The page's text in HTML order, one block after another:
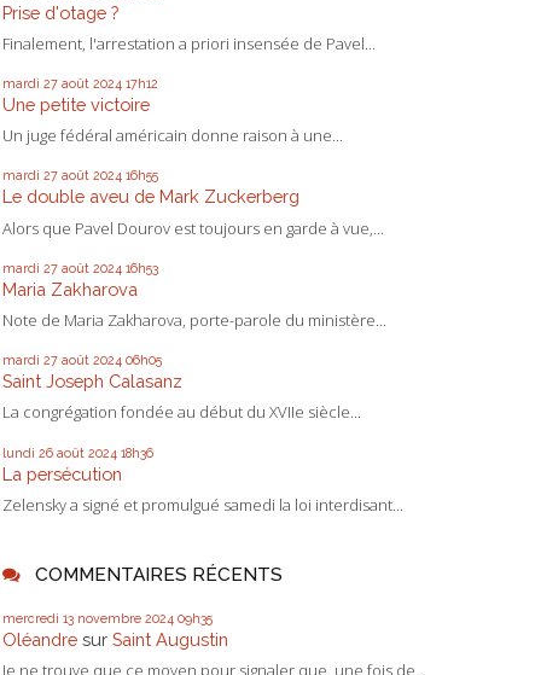
Prise d'otage ?
Finalement, l'arrestation a priori insensée de Pavel...
mardi 27 août 2024 17h12
Une petite victoire
Un juge fédéral américain donne raison à une...
mardi 27 août 2024 16h55
Le double aveu de Mark Zuckerberg
Alors que Pavel Dourov est toujours en garde à vue,...
mardi 27 août 2024 16h53
Maria Zakharova
Note de Maria Zakharova, porte-parole du ministère...
mardi 27 août 2024 06h05
Saint Joseph Calasanz
La congrégation fondée au début du XVIIe siècle...
lundi 26 août 2024 18h36
La persécution
Zelensky a signé et promulgué samedi la loi interdisant...
COMMENTAIRES RÉCENTS
mercredi 13 novembre 2024 09h35
Oléandre sur Saint Augustin
Je ne trouve que ce moyen pour signaler que, une fois de...